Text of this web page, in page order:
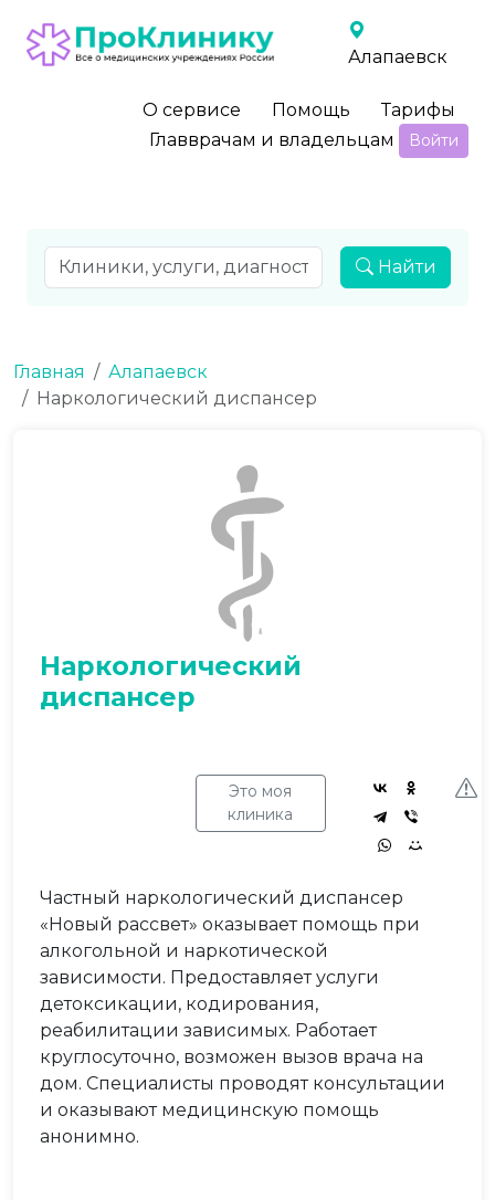
Алапаевск
О сервисе Помощь
Тарифы
Главврачам и владельцам
Войти
Найти
Главная
Алапаевск
Наркологический диспансер
Наркологический
диспансер
Это моя
клиника
Частный наркологический диспансер
«Новый рассвет» оказывает помощь при
алкогольной и наркотической
зависимости. Предоставляет услуги
детоксикации, кодирования,
реабилитации зависимых. Работает
круглосуточно, возможен вызов врача на
дом. Специалисты проводят консультации
и оказывают медицинскую помощь
анонимно.